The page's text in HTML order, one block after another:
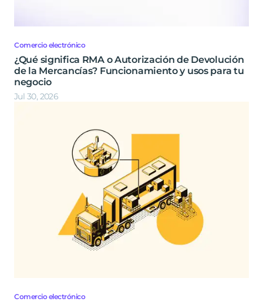
Comercio electrónico
¿Qué significa RMA o Autorización de Devolución
de la Mercancías? Funcionamiento y usos para tu
negocio
Jul 30, 2026
Comercio electrónico